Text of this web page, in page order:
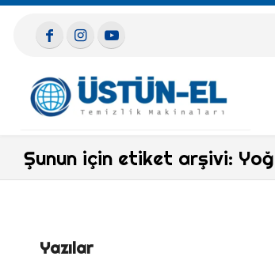
Şunun için etiket arşivi:
Yazılar